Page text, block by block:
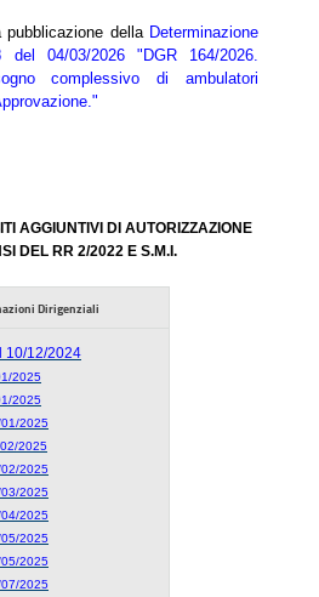
della Determinazione
del 04/03/2026 "DGR 164/2026.
complessivo di ambulatori
AGGIUNTIVI DI AUTORIZZAZIONE
DEL RR 2/2022 E S.M.I.
Dirigenziali
10/12/2024
2025
2025
2025
2025
2025
2025
2025
2025
2025
2025